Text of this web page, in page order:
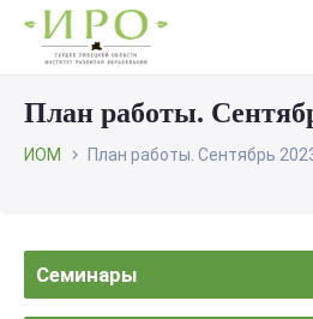
План работы.
ИОМ План работы. Сентябрь
Семинары